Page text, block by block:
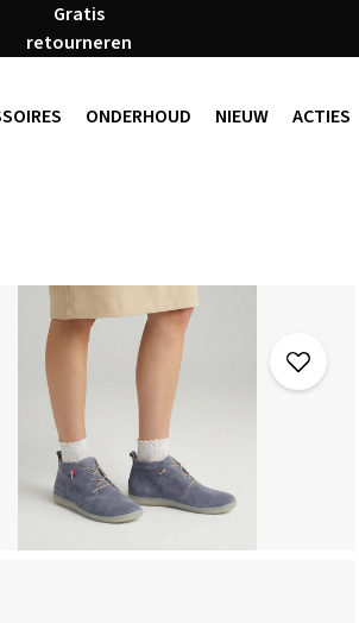
Gratis
retourneren
ONDERHOUD NIEUW ACTIES